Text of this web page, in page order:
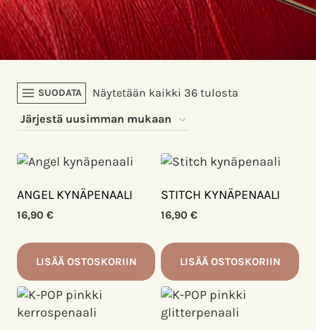
SUODATA Näytetään kaikki 36 tulosta
ANGEL KYNÄPENAALI
16,90 €
LISÄÄ OSTOSKORIIN
STITCH KYNÄPENAALI
16,90 €
LISÄÄ OSTOSKORIIN